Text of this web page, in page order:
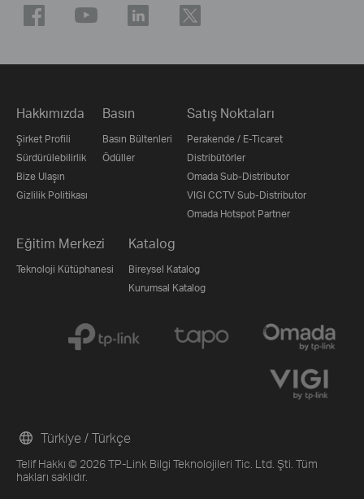
Hakkımızda
Şirket Profili
Sürdürülebilirlik
Bize Ulaşın
Gizlilik Politikası
Basın
Basın Bültenleri
Ödüller
Satış Noktaları
Perakende / E-Ticaret
Distribütörler
Omada Sub-Distributor
VIGI CCTV Sub-Distributor
Omada Hotspot Partner
Eğitim Merkezi
Teknoloji Kütüphanesi
Katalog
Bireysel Katalog
Kurumsal Katalog
Telif Hakkı © 2026 TP-Link Bilgi Teknolojileri Tic. Ltd. Şti. Tüm
hakları saklıdır.
Türkiye / Türkçe